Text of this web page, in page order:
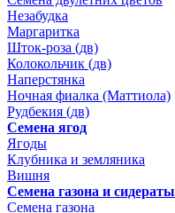
Незабудка
Маргаритка
Шток-роза (дв)
Колокольчик (дв)
Наперстянка
Ночная фиалка (Маттиола)
Рудбекия (дв)
Семена ягод
Ягоды
Клубника и земляника
Вишня
Семена газона и сидераты
Семена газона